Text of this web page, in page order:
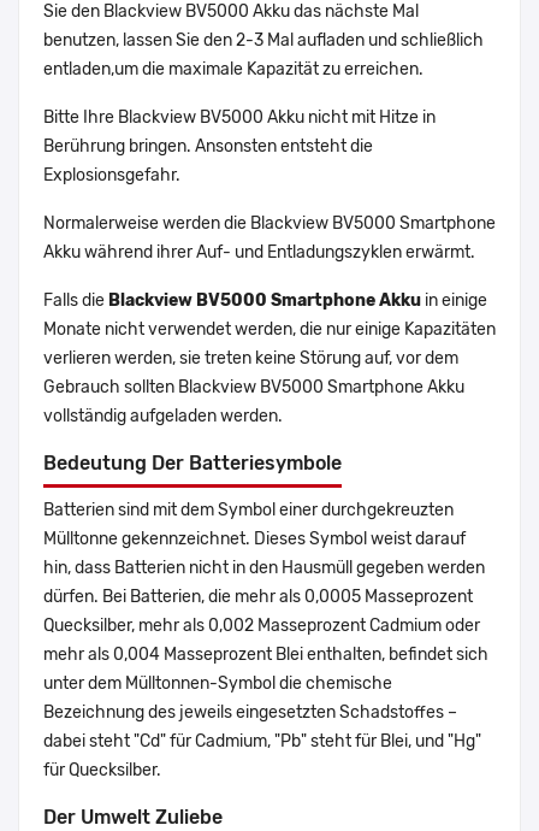
Sie den Blackview BV5000 Akku das nächste Mal
benutzen, lassen Sie den 2-3 Mal aufladen und schließlich
entladen,um die maximale Kapazität zu erreichen.
Bitte Ihre Blackview BV5000 Akku nicht mit Hitze in
Berührung bringen. Ansonsten entsteht die
Explosionsgefahr.
Normalerweise werden die Blackview BV5000 Smartphone
Akku während ihrer Auf- und Entladungszyklen erwärmt.
Falls die Blackview BV5000 Smartphone Akku in einige
Monate nicht verwendet werden, die nur einige Kapazitäten
verlieren werden, sie treten keine Störung auf, vor dem
Gebrauch sollten Blackview BV5000 Smartphone Akku
vollständig aufgeladen werden.
Bedeutung Der Batteriesymbole
Batterien sind mit dem Symbol einer durchgekreuzten
Mülltonne gekennzeichnet. Dieses Symbol weist darauf
hin, dass Batterien nicht in den Hausmüll gegeben werden
dürfen. Bei Batterien, die mehr als 0,0005 Masseprozent
Quecksilber, mehr als 0,002 Masseprozent Cadmium oder
mehr als 0,004 Masseprozent Blei enthalten, befindet sich
unter dem Mülltonnen-Symbol die chemische
Bezeichnung des jeweils eingesetzten Schadstoffes –
dabei steht "Cd" für Cadmium, "Pb" steht für Blei, und "Hg"
für Quecksilber.
Der Umwelt Zuliebe